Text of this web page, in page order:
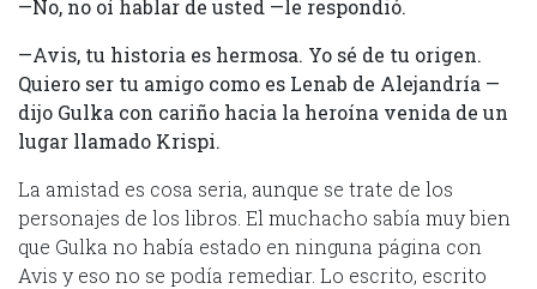
—No, no oí hablar de usted —le respondió.
—Avis, tu historia es hermosa. Yo sé de tu origen.
Quiero ser tu amigo como es Lenab de Alejandría —
dijo Gulka con cariño hacia la heroína venida de un
lugar llamado Krispi.
La amistad es cosa seria, aunque se trate de los
personajes de los libros. El muchacho sabía muy bien
que Gulka no había estado en ninguna página con
Avis y eso no se podía remediar. Lo escrito, escrito